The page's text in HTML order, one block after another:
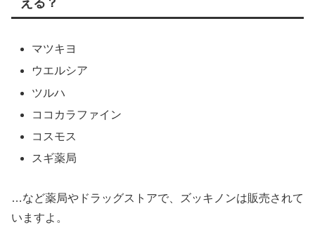
える？
マツキヨ
ウエルシア
ツルハ
ココカラファイン
コスモス
スギ薬局
…など薬局やドラッグストアで、ズッキノンは販売されて
いますよ。